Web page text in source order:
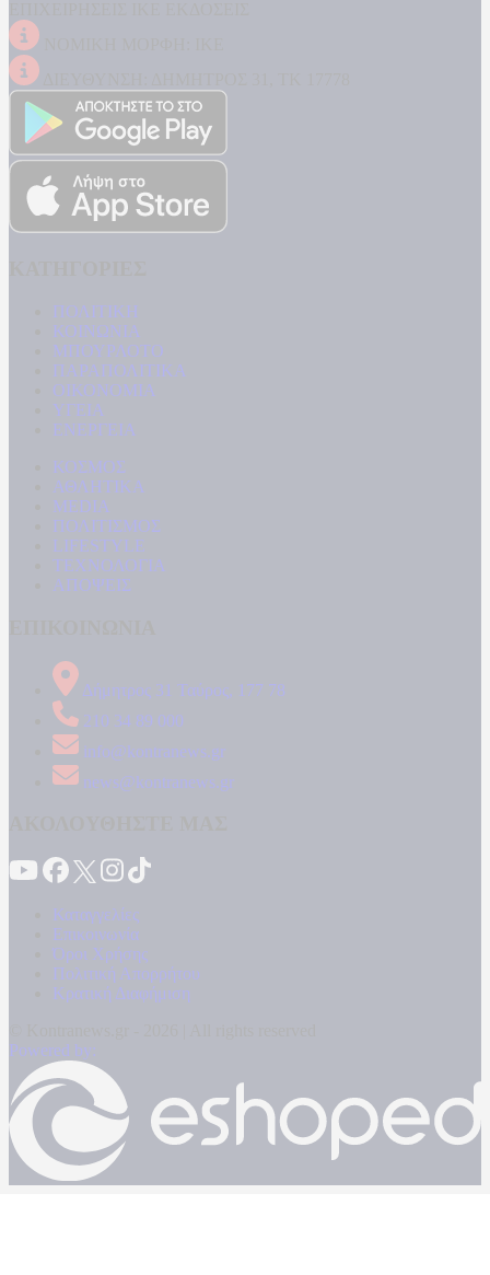
ΠΟΛΙΤΙΚΗ
ΚΟΙΝΩΝΙΑ
ΜΠΟΥΡΛΟΤΟ
ΠΑΡΑΠΟΛΙΤΙΚΑ
ΟΙΚΟΝΟΜΙΑ
ΥΓΕΙΑ
ΕΝΕΡΓΕΙΑ
ΚΟΣΜΟΣ
ΑΘΛΗΤΙΚΑ
MEDIA
ΠΟΛΙΤΙΣΜΟΣ
LIFESTYLE
ΤΕΧΝΟΛΟΓΙΑ
ΑΠΟΨΕΙΣ
Δήμητρος 31 Ταύρος, 177 78
210 34 89 000
info@kontranews.gr
news@kontranews.gr
Καταγγελίες
Επικοινωνία
Όροι Χρήσης
Πολιτική Απορρήτου
Κρατική Διαφήμιση
Powered by: